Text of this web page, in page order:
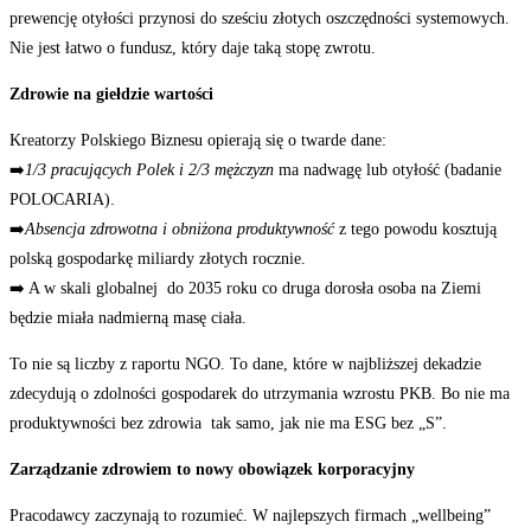
prewencję otyłości przynosi do sześciu złotych oszczędności systemowych.
Nie jest łatwo o fundusz, który daje taką stopę zwrotu.
Zdrowie na giełdzie wartości
Kreatorzy Polskiego Biznesu opierają się o twarde dane:
➡️1/3 pracujących Polek i 2/3 mężczyzn ma nadwagę lub otyłość (badanie
POLOCARIA).
➡️Absencja zdrowotna i obniżona produktywnośćz tego powodu kosztują
polską gospodarkę miliardy złotych rocznie.
➡️ A w skali globalnej do 2035 roku co druga dorosła osoba na Ziemi
będzie miała nadmierną masę ciała.
To nie są liczby z raportu NGO. To dane, które w najbliższej dekadzie
zdecydują o zdolności gospodarek do utrzymania wzrostu PKB. Bo nie ma
produktywności bez zdrowia tak samo, jak nie ma ESG bez „S”.
Zarządzanie zdrowiem to nowy obowiązek korporacyjny
Pracodawcy zaczynają to rozumieć. W najlepszych firmach „wellbeing”